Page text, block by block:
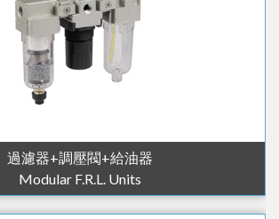
過濾器+調壓閥+給油器
Modular F.R.L. Units